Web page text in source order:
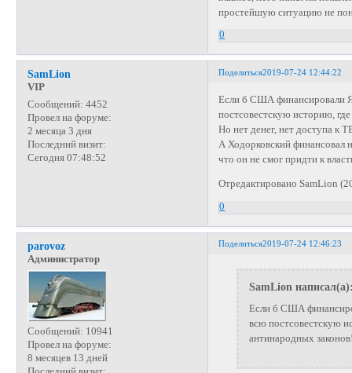
простейшую ситуацию не
0
Поделиться2019-07-24 12:44:22
SamLion
VIP
Сообщений: 4452
Провел на форуме:
2 месяца 3 дня
Последний визит:
Сегодня 07:48:52
Если б США финансировали
постсовестскую историю,
Но нет денег, нет доступа к
А Ходорковский финансовал
что он не смог придти к
Отредактировано SamLion
0
Поделиться2019-07-24 12:46:23
parovoz
Администратор
Сообщений: 10941
Провел на форуме:
8 месяцев 13 дней
SamLion
Если б США
всю постсовестскую
антинародных